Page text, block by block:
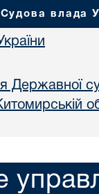
Судова влада
Державної